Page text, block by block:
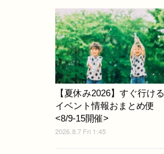
【夏休み2026】すぐ行ける
イベント情報おまとめ便
<8/9-15開催>
2026.8.7 Fri 1:45